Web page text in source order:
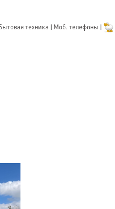
техника | Моб. телефоны |